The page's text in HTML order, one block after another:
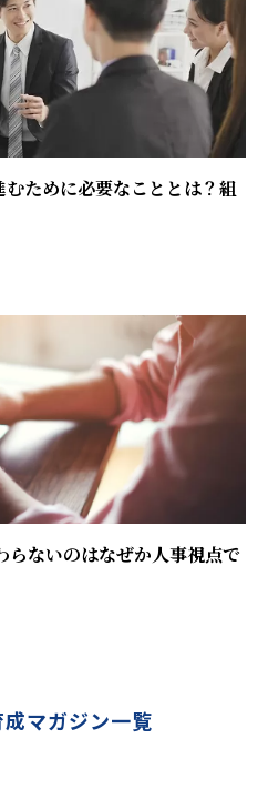
ために必要なこととは？組
ないのはなぜか――人事視点で
マガジン一覧